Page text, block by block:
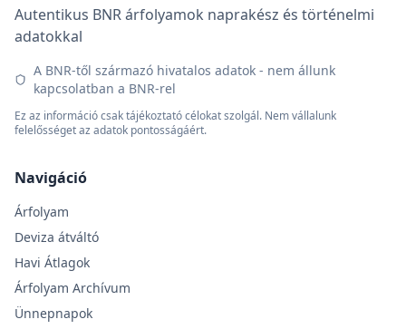
Autentikus BNR árfolyamok naprakész és történelmi
adatokkal
A BNR-től származó hivatalos adatok - nem állunk
kapcsolatban a BNR-rel
Ez az információ csak tájékoztató célokat szolgál. Nem vállalunk
felelősséget az adatok pontosságáért.
Navigáció
Árfolyam
Deviza átváltó
Havi Átlagok
Árfolyam Archívum
Ünnepnapok